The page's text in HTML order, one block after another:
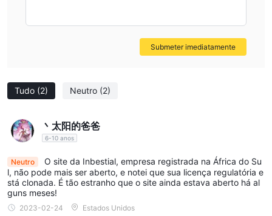
Tudo (2) Neutro (2)
丶太阳的爸爸
6-10 anos
Neutro
O site da Inbestial, empresa registrada na África do Su
l, não pode mais ser aberto, e notei que sua licença regulatória e
stá clonada. É tão estranho que o site ainda estava aberto há al
guns meses!
2023-02-24 Estados Unidos
Submeter imediatamente